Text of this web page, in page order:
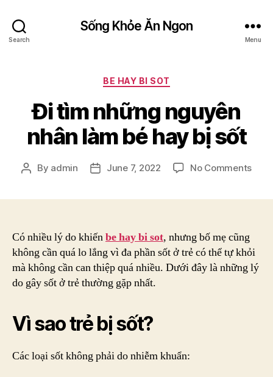
Search
Sống Khỏe Ăn Ngon
Menu
Categories
BE HAY BI SOT
Đi tìm những nguyên
nhân làm bé hay bị sốt
Post
By admin
PostJune 7, 2022 No Commentson
làm
bé
hay
Có nhiều lý do khiếnbe hay bi sot, nhưng bố mẹ cũng
không cần quá lo lắng vì đa phần sốt ở trẻ có thể tự khỏi
mà không cần can thiệp quá nhiều. Dưới đây là những lý
do gây sốt ở trẻ thường gặp nhất.
Vì sao trẻ bị sốt?
Các loại sốt không phải do nhiễm khuẩn: